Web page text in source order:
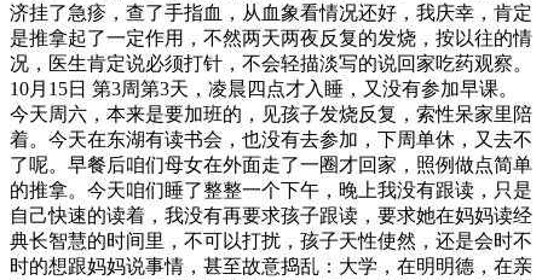
济挂了急疹，查了手指血，从血象看情况还好，我庆幸，肯定
是推拿起了一定作用，不然两天两夜反复的发烧，按以往的情
况，医生肯定说必须打针，不会轻描淡写的说回家吃药观察。
10月15日 第3周第3天，凌晨四点才入睡，又没有参加早课。
今天周六，本来是要加班的，见孩子发烧反复，索性呆家里陪
着。今天在东湖有读书会，也没有去参加，下周单休，又去不
了呢。早餐后咱们母女在外面走了一圈才回家，照例做点简单
的推拿。今天咱们睡了整整一个下午，晚上我没有跟读，只是
自己快速的读着，我没有再要求孩子跟读，要求她在妈妈读经
典长智慧的时间里，不可以打扰，孩子天性使然，还是会时不
时的想跟妈妈说事情，甚至故意捣乱：大学，在明明德，在亲